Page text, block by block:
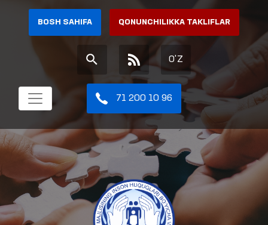
BOSH SAHIFA QONUNCHILIKKA TAKLIFLAR
O'Z
71 200 10 96